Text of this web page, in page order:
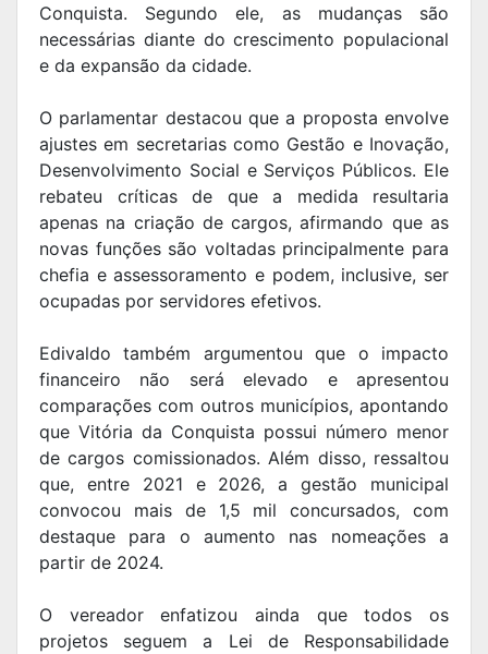
Conquista. Segundo ele, as mudanças são
necessárias diante do crescimento populacional
e da expansão da cidade.
O parlamentar destacou que a proposta envolve
ajustes em secretarias como Gestão e Inovação,
Desenvolvimento Social e Serviços Públicos. Ele
rebateu críticas de que a medida resultaria
apenas na criação de cargos, afirmando que as
novas funções são voltadas principalmente para
chefia e assessoramento e podem, inclusive, ser
ocupadas por servidores efetivos.
Edivaldo também argumentou que o impacto
financeiro não será elevado e apresentou
comparações com outros municípios, apontando
que Vitória da Conquista possui número menor
de cargos comissionados. Além disso, ressaltou
que, entre 2021 e 2026, a gestão municipal
convocou mais de 1,5 mil concursados, com
destaque para o aumento nas nomeações a
partir de 2024.
O vereador enfatizou ainda que todos os
projetos seguem a Lei de Responsabilidade